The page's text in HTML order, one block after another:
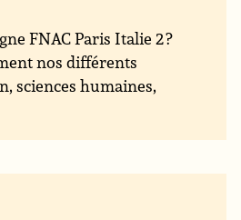
FNAC Paris Italie 2 ?
nos différents
sciences humaines,